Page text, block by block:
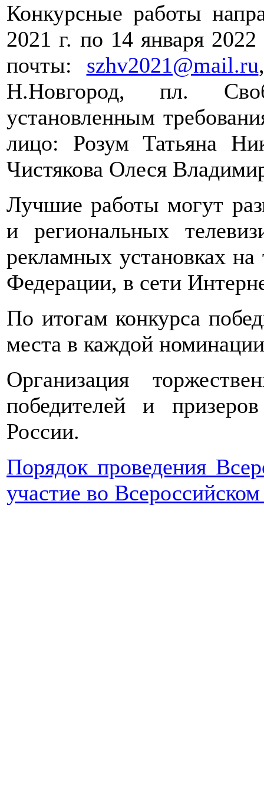
Конкурсные работы
2021 г. по 14 января
почты: szhv2021@mail.ru
Н.Новгород, пл.
установленным
лицо: Розум Татьяна
Чистякова Олеся
Лучшие работы могут
и региональных
рекламных установках на
Федерации, в сети
По итогам конкурса
места в каждой
Организация
победителей и
России.
Порядок проведения
участие во